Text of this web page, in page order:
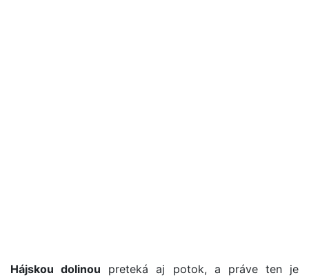
Hájskou dolinou preteká aj potok, a práve ten je